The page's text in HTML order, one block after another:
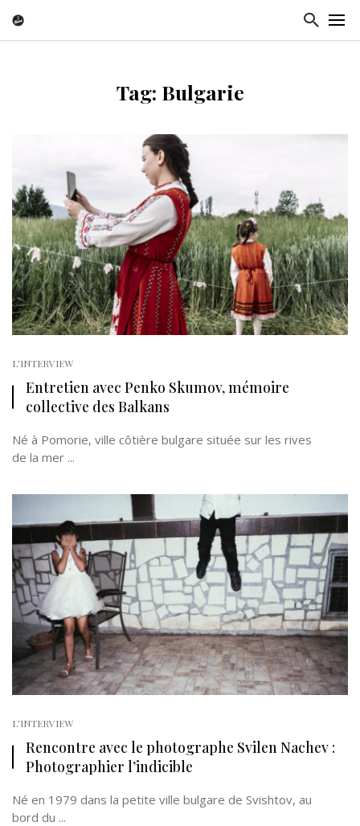
Tag: Bulgarie
L'INTERVIEW
Entretien avec Penko Skumov, mémoire
collective des Balkans
Né à Pomorie, ville côtière bulgare située sur les rives
de la mer ...
L'INTERVIEW
Rencontre avec le photographe Svilen Nachev :
Photographier l’indicible
Né en 1979 dans la petite ville bulgare de Svishtov, au
bord du ...